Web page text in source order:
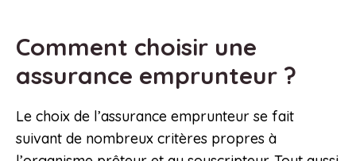
Comment choisir une
assurance emprunteur ?
Le choix de l’assurance emprunteur se fait
suivant de nombreux critères propres à